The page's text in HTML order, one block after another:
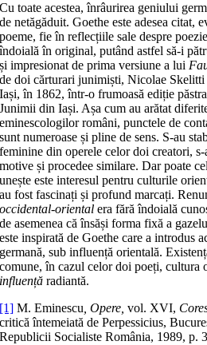
Cu toate acestea, înrâurirea geniului
de netăgăduit. Goethe este adesea citat,
poeme, fie în reflecțiile sale despre
îndoială în original, putând astfel să-i
și impresionat de prima versiune a lui
de doi cărturari junimiști, Nicolae
Iași, în 1862, într-o frumoasă ediție
Junimii din Iași. Așa cum au arătat
eminescologilor români, punctele de
sunt numeroase și pline de sens. S-au
feminine din operele celor doi creatori,
motive și procedee similare. Dar poate
unește este interesul pentru culturile
au fost fascinați și profund marcați.
occidental-oriental era fără îndoială
de asemenea că însăși forma fixă a
este inspirată de Goethe care a introdus
germană, sub influență orientală.
comune, în cazul celor doi poeți, cultura
influențăradiantă.
[1] M. Eminescu, Opere, vol. XVI,
critică întemeiată de Perpessicius,
Republicii Socialiste România, 1989, p.